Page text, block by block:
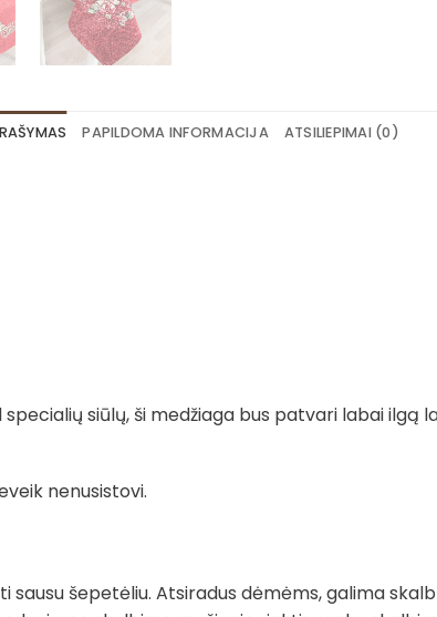
PAPILDOMA INFORMACIJA ATSILIEPIMAI (0)
siūlų, ši medžiaga bus patvari labai ilgą
nenusistovi.
šepetėliu. Atsiradus dėmėms, galima